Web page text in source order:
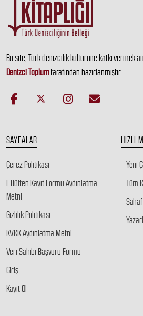
Bu site, Türk denizcilik kültürüne katkı vermek
Denizci Toplumtarafından hazırlanmıştır.
SAYFALAR
Çerez Politikası
E Bülten Kayıt Formu Aydınlatma
Metni
Gizlilik Politikası
KVKK Aydınlatma Metni
Veri Sahibi Başvuru Formu
Giriş
Kayıt Ol
HIZLI
Yeni
Tüm
Sahaf